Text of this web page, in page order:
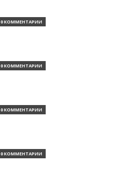
0 КОММЕНТАРИИ
0 КОММЕНТАРИИ
0 КОММЕНТАРИИ
0 КОММЕНТАРИИ